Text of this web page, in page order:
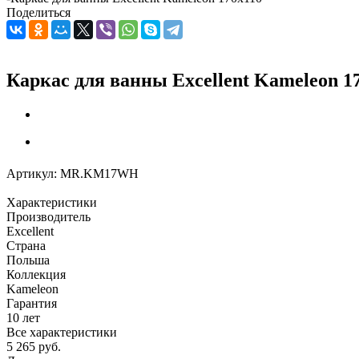
Поделиться
Каркас для ванны Excellent Kameleon
Артикул: MR.KM17WH
Характеристики
Производитель
Excellent
Страна
Польша
Коллекция
Kameleon
Гарантия
10 лет
Все характеристики
5 265 руб.